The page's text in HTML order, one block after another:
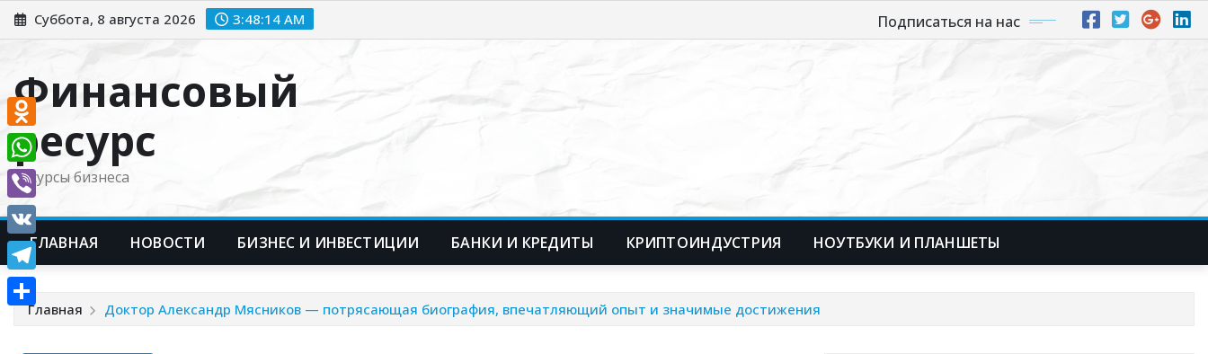
Перейти
к
Суббота, 8 августа 2026 3:48:15 AM Подписаться на нас
Финансовый
ресурс
Ресурсы бизнеса
ГЛАВНАЯ НОВОСТИ БИЗНЕС И ИНВЕСТИЦИИ БАНКИ И КРЕДИТЫ КРИПТОИНДУСТРИЯ НОУТБУКИ И ПЛАНШЕТЫ
Главная Доктор Александр Мясников — потрясающая биография, впечатляющий опыт и значимые достижения
Odnoklassniki
WhatsApp
Viber
VK
Telegram
Отправить